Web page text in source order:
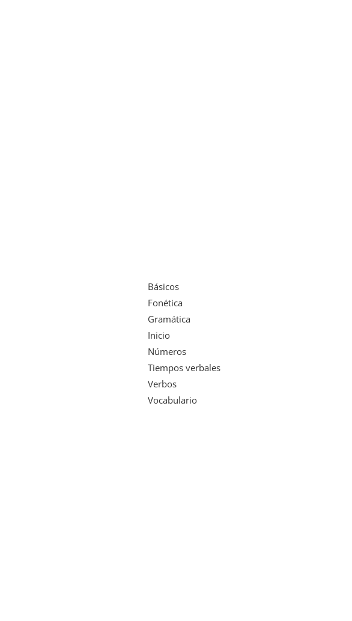
Básicos
Fonética
Gramática
Inicio
Números
Tiempos verbales
Verbos
Vocabulario